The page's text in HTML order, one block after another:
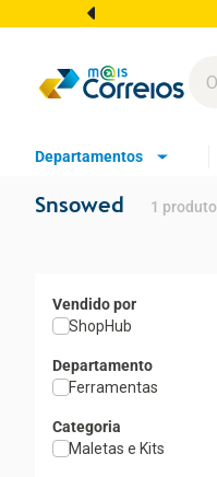
Departamentos
Snsowed 1 produto
ShopHub
Departamento
Ferramentas
Categoria
Maletas e Kits